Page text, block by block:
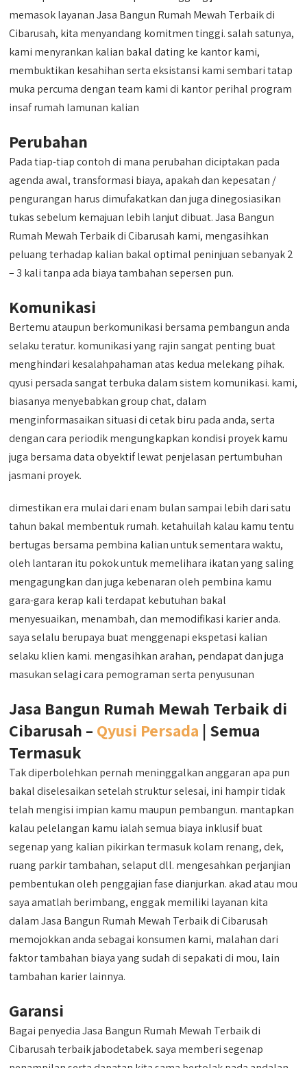
memasok layanan Jasa Bangun Rumah Mewah Terbaik di
Cibarusah, kita menyandang komitmen tinggi. salah satunya,
kami menyrankan kalian bakal dating ke kantor kami,
membuktikan kesahihan serta eksistansi kami sembari tatap
muka percuma dengan team kami di kantor perihal program
insaf rumah lamunan kalian
Perubahan
Pada tiap-tiap contoh di mana perubahan diciptakan pada
agenda awal, transformasi biaya, apakah dan kepesatan /
pengurangan harus dimufakatkan dan juga dinegosiasikan
tukas sebelum kemajuan lebih lanjut dibuat. Jasa Bangun
Rumah Mewah Terbaik di Cibarusah kami, mengasihkan
peluang terhadap kalian bakal optimal peninjuan sebanyak 2
– 3 kali tanpa ada biaya tambahan sepersen pun.
Komunikasi
Bertemu ataupun berkomunikasi bersama pembangun anda
selaku teratur. komunikasi yang rajin sangat penting buat
menghindari kesalahpahaman atas kedua melekang pihak.
qyusi persada sangat terbuka dalam sistem komunikasi. kami,
biasanya menyebabkan group chat, dalam
menginformasaikan situasi di cetak biru pada anda, serta
dengan cara periodik mengungkapkan kondisi proyek kamu
juga bersama data obyektif lewat penjelasan pertumbuhan
jasmani proyek.
dimestikan era mulai dari enam bulan sampai lebih dari satu
tahun bakal membentuk rumah. ketahuilah kalau kamu tentu
bertugas bersama pembina kalian untuk sementara waktu,
oleh lantaran itu pokok untuk memelihara ikatan yang saling
mengagungkan dan juga kebenaran oleh pembina kamu
gara-gara kerap kali terdapat kebutuhan bakal
menyesuaikan, menambah, dan memodifikasi karier anda.
saya selalu berupaya buat menggenapi ekspetasi kalian
selaku klien kami. mengasihkan arahan, pendapat dan juga
masukan selagi cara pemograman serta penyusunan
Jasa Bangun Rumah Mewah Terbaik di
Cibarusah – Qyusi Persada | Semua
Termasuk
Tak diperbolehkan pernah meninggalkan anggaran apa pun
bakal diselesaikan setelah struktur selesai, ini hampir tidak
telah mengisi impian kamu maupun pembangun. mantapkan
kalau pelelangan kamu ialah semua biaya inklusif buat
segenap yang kalian pikirkan termasuk kolam renang, dek,
ruang parkir tambahan, selaput dll. mengesahkan perjanjian
pembentukan oleh penggajian fase dianjurkan. akad atau mou
saya amatlah berimbang, enggak memiliki layanan kita
dalam Jasa Bangun Rumah Mewah Terbaik di Cibarusah
memojokkan anda sebagai konsumen kami, malahan dari
faktor tambahan biaya yang sudah di sepakati di mou, lain
tambahan karier lainnya.
Garansi
Bagai penyedia Jasa Bangun Rumah Mewah Terbaik di
Cibarusah terbaik jabodetabek. saya memberi segenap